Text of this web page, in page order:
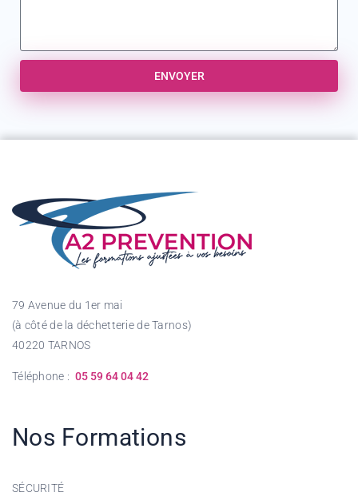
ENVOYER
79 Avenue du 1er mai
(à côté de la déchetterie de Tarnos)
40220 TARNOS
Téléphone : 05 59 64 04 42
Nos Formations
SÉCURITÉ